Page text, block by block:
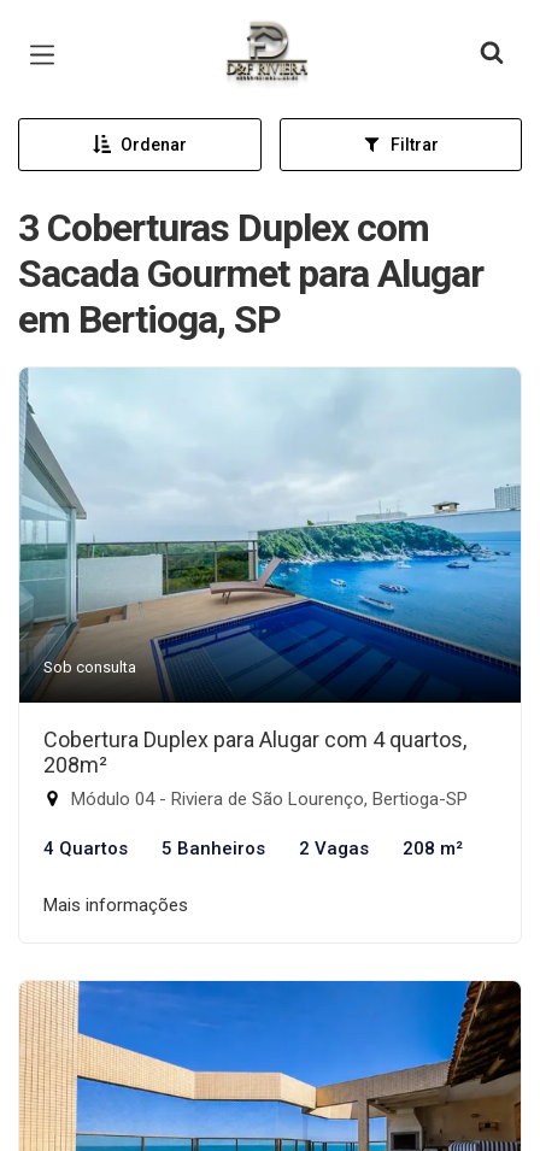
Página inicial
Ordenar Filtrar
3 Coberturas Duplex com
Sacada Gourmet para Alugar
em Bertioga, SP
Sob consulta
Cobertura Duplex para Alugar com 4 quartos,
208m²
Módulo 04 - Riviera de São Lourenço, Bertioga-SP
4 Quartos 5 Banheiros 2 Vagas 208 m²
Mais informações